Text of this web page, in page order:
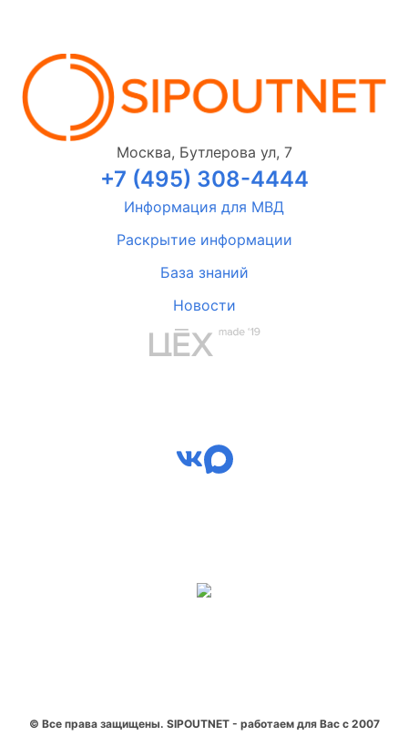
Москва, Бутлерова ул, 7
+7 (495) 308-4444
Информация для МВД
Раскрытие информации
База знаний
Новости
© Все права защищены. SIPOUTNET - работаем для Вас с 2007